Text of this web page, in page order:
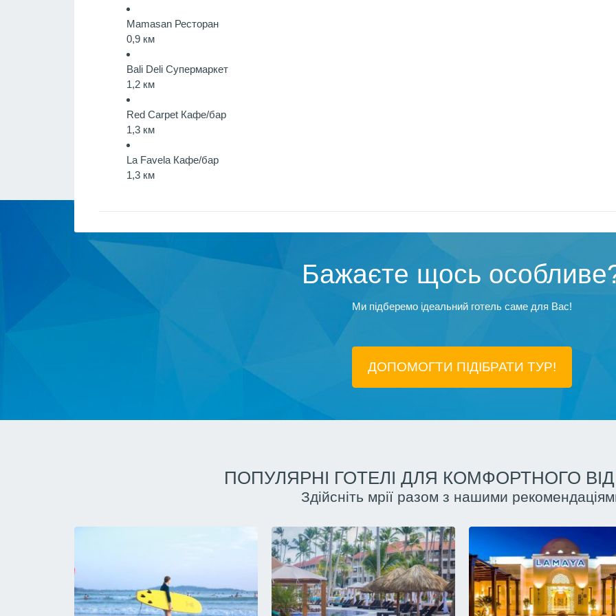
Mamasan Ресторан
0,9 км
Bali Deli Супермаркет
1,2 км
Red Carpet Кафе/бар
1,3 км
La Favela Кафе/бар
1,3 км
Бажаєте щось
Ми підберемо ідеальний готель саме для Вас!
ДОПОМОГТИ ПІДIБРАТИ ТУР!
ПОПУЛЯРНІ ГОТЕЛІ ДЛЯ КОМФОРТНОГО
Здійсніть мрії разом з нашими